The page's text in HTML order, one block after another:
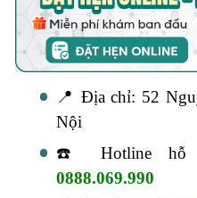
📍 Địa chỉ: 52
Nội
☎️ Hotline hỗ
0888.069.990